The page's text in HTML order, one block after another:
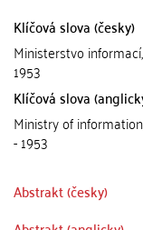
Klíčová slova (česky)
Ministerstvo
1953
Klíčová slova
Ministry of
- 1953
Abstrakt (česky)